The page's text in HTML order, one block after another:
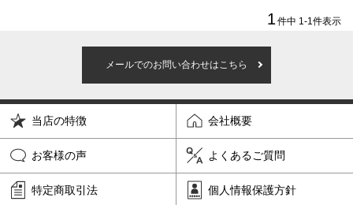
ピンク パープル
寝具一覧を見る
1 件中 1 -1 件表示
メールでのお問い合わせはこちら
当店の特徴 会社概要
お客様の声 よくあるご質問
特定商取引法 個人情報保護方針